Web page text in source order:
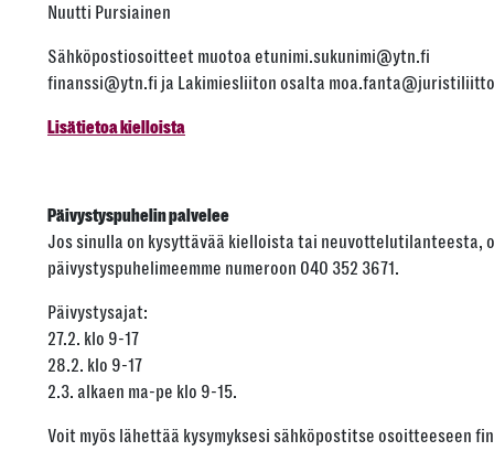
Nuutti Pursiainen
Sähköpostiosoitteet muotoa etunimi.sukunimi@ytn.fi
finanssi@ytn.fi ja Lakimiesliiton osalta
Lisätietoa kielloista
Päivystyspuhelin palvelee
Jos sinulla on kysyttävää kielloista tai neuvottelutilanteesta,
päivystyspuhelimeemme numeroon 040 352 3671.
Päivystysajat:
27.2. klo 9-17
28.2. klo 9-17
2.3. alkaen ma-pe klo 9-15.
Voit myös lähettää kysymyksesi sähköpostitse osoitteeseen